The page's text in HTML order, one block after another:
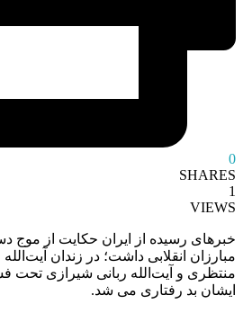
0
SHARES
1
VIEWS
خبرهاى رسیده از ایران حکایت از موج
مبارزان انقلابى داشت؛ در زندان ‏آیت‏‌الله
منتظرى و آیت‌الله ربانى شیرازى تحت
ایشان ‏بد رفتارى مى‏ شد.